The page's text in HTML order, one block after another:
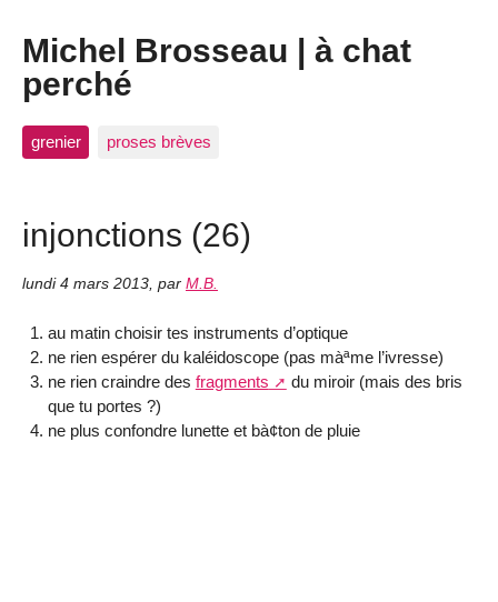
Michel Brosseau | à chat
perché
grenier proses brèves
injonctions (26)
lundi 4 mars 2013, par M.B.
au matin choisir tes instruments d’optique
ne rien espérer du kaléidoscope (pas màªme l’ivresse)
ne rien craindre des fragments
du miroir (mais des bris
que tu portes ?)
ne plus confondre lunette et bà¢ton de pluie